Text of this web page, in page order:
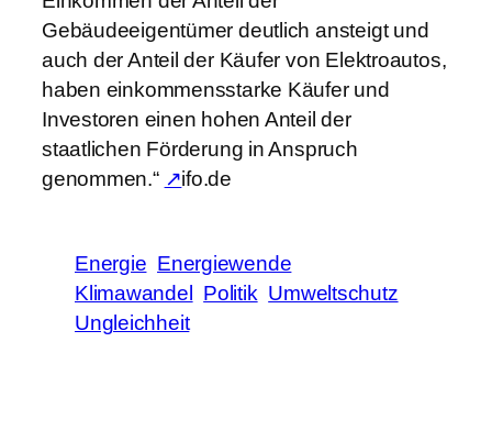
Gebäudeeigentümer deutlich ansteigt und
auch der Anteil der Käufer von Elektroautos,
haben einkommensstarke Käufer und
Investoren einen hohen Anteil der
staatlichen Förderung in Anspruch
genommen.“ ↗ifo.de
Energie Energiewende
Klimawandel Politik Umweltschutz
Ungleichheit